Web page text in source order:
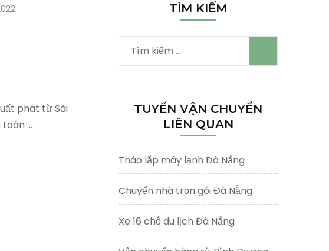
phát từ Sài
toàn …
TÌM KIẾM
Tìm
kiếm
TUYẾN VẬN CHUYỂN
LIÊN QUAN
Tháo lắp máy lạnh Đà Nẵng
Chuyển nhà trọn gói Đà Nẵng
Xe 16 chỗ du lịch Đà Nẵng